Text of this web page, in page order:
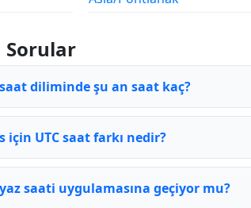
Sorular
diliminde şu an saat kaç?
UTC saat farkı nedir?
saati uygulamasına geçiyor mu?